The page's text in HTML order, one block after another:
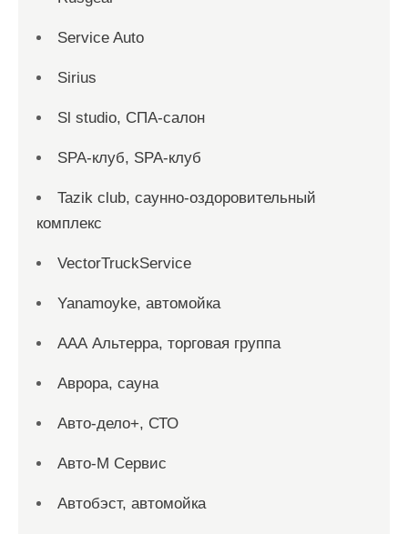
Service Auto
Sirius
Sl studio, СПА-салон
SPA-клуб, SPA-клуб
Tazik club, саунно-оздоровительный
комплекс
VectorTruckService
Yanamoyke, автомойка
ААА Альтерра, торговая группа
Аврора, сауна
Авто-дело+, СТО
Авто-М Сервис
Автобэст, автомойка